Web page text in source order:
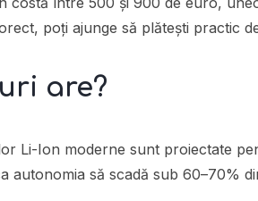
poți ajunge să plătești practic
are?
Li-Ion moderne sunt proiectate
autonomia să scadă sub 60–70%